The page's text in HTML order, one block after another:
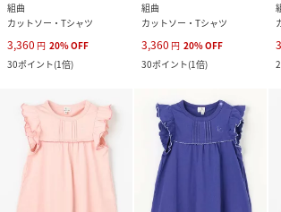
組曲
カットソー・Tシャツ
3,360 円 20%OFF
30ポイント(1倍)
組曲
カットソー・Tシャツ
3,360 円 20%OFF
30ポイント(1倍)